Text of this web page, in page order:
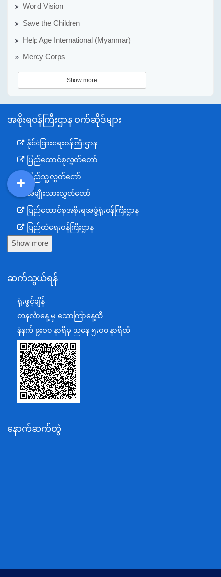
World Vision
Save the Children
Help Age International (Myanmar)
Mercy Corps
Show more
အစိုးရဝန်ကြီးဌာန ဝက်ဆိုဒ်များ
နိုင်ငံခြားရေးဝန်ကြီးဌာန
ပြည်ထောင်စုလွှတ်တော်
ပြည်သူ့လွှတ်တော်
အမျိုးသားလွှတ်တော်
ပြည်ထောင်စုအစိုးရအဖွဲ့ရုံးဝန်ကြီးဌာန
ပြည်ထဲရေးဝန်ကြီးဌာန
ကာကွယ်ရေးဝန်ကြီးဌာန
စီမံကိန်း၊ဘဏ္ဍာရေးနှင့်စက်မှုဝန်ကြီးဌာန
အပြည်ပြည်ဆိုင်ရာပူးပေါင်းဆောင်ရွက်ရေးဝန်ကြီးဌာန
ပြန်ကြားရေးဝန်ကြီးဌာန
သာသနာရေးနှင့် ယဉ်ကျေးမှုဝန်ကြီးဌာန
စိုက်ပျိုးရေး၊မွေးမြူရေးနှင့်ဆည်မြောင်းဝန်ကြီးဌာန
ပို့ဆောင်ရေးနှင့်ဆက်သွယ်ရေးဝန်ကြီးဌာန
သယံဇာတနှင့်ပတ်ဝန်းကျင်ထိန်းသိမ်းရေးဝန်ကြီးဌာန
အလုပ်သမား၊လူဝင်မှုကြီးကြပ်ရေးနှင့်ပြည်သူ့အင်အား
တိုင်းရင်းသားလူမျိုးရေးရာဝန်ကြီးဌာန
Show more
ဆက်သွယ်ရန်
ရုံးဖွင့်ချိန်
တနင်္လာနေ့ မှ သောကြာနေ့ထိ
နံနက် ၉းဝ၀ နာရီမှ ညနေ ၅းဝ၀ နာရီထိ
နောက်ဆက်တွဲ
DDM